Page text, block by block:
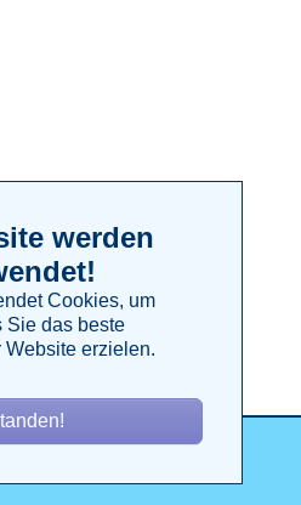
werden
Cookies, um
Sie das beste
Website erzielen.